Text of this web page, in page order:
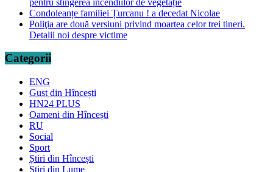
Condoleanțe familiei Țurcanu ! a decedat Nicolae
Poliţia are două versiuni privind moartea celor trei tineri.
Detalii noi despre victime
Categorii
ENG
Gust din Hîncești
HN24 PLUS
Oameni din Hîncești
RU
Social
Sport
Știri din Hîncești
Știri din Lume